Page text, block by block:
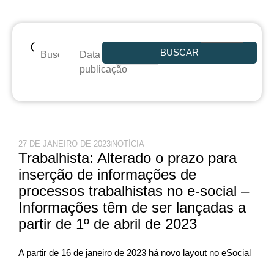
Data de
publicação
BUSCAR
27 DE JANEIRO DE 2023 NOTÍCIA
Trabalhista: Alterado o prazo para
inserção de informações de
processos trabalhistas no e-social –
Informações têm de ser lançadas a
partir de 1º de abril de 2023
A partir de 16 de janeiro de 2023 há novo layout no eSocial